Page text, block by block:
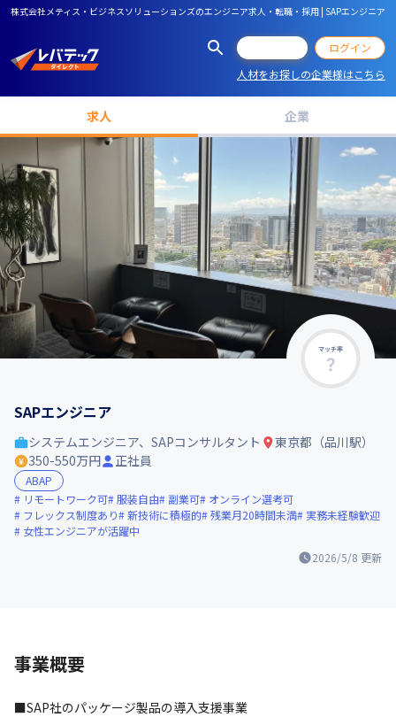
株式会社メティス・ビジネスソリューションズのエンジニア求人・転職・採用 | SAPエンジニア
ログイン
人材をお探しの企業様はこちら
求人 企業
マッチ率
SAPエンジニア
2026/5/8 更新
システムエンジニア、SAPコンサルタント
東京都（品川駅）
350-550万円
正社員
ABAP
リモートワーク可 服装自由 副業可
オンライン選考可
フレックス制度あり
新技術に積極的 残業月20時間未満
実務未経験歓迎
女性エンジニアが活躍中
事業概要
■SAP社のパッケージ製品の導入支援事業